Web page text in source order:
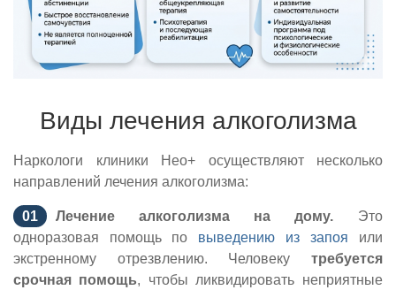
Виды лечения алкоголизма
Наркологи клиники Нео+ осуществляют несколько
направлений лечения алкоголизма:
Лечение алкоголизма на дому. Это
одноразовая помощь по выведению из запоя или
экстренному отрезвлению. Человеку требуется
срочная помощь, чтобы ликвидировать неприятные